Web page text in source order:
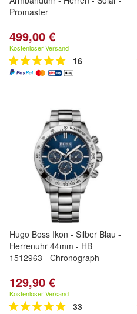
Promaster
499,00 €
Kostenloser Versand
16
Hugo Boss Ikon - Silber Blau -
Herrenuhr 44mm - HB
1512963 - Chronograph
129,90 €
Kostenloser Versand
33